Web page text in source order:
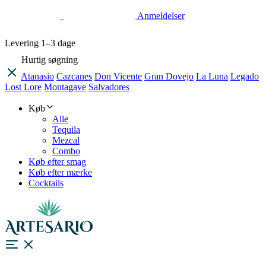
Anmeldelser
Levering 1–3 dage
Hurtig søgning
Atanasio Cazcanes Don Vicente Gran Dovejo La Luna Legado
Lost Lore Montagave Salvadores
Køb
Alle
Tequila
Mezcal
Combo
Køb efter smag
Køb efter mærke
Cocktails